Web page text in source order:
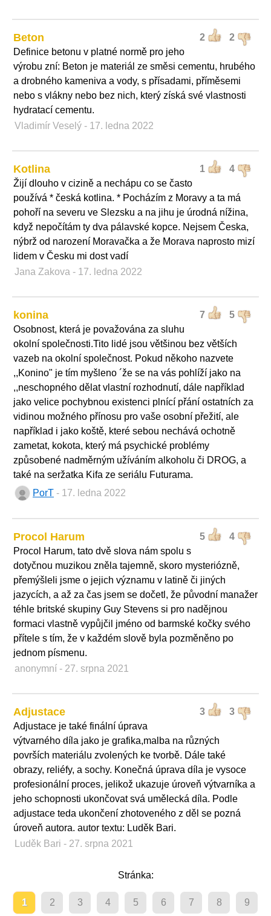
2 2
Beton
Definice betonu v platné normě pro jeho
výrobu zní: Beton je materiál ze směsi cementu, hrubého
a drobného kameniva a vody, s přísadami, příměsemi
nebo s vlákny nebo bez nich, který získá své vlastnosti
hydratací cementu.
Vladimír Veselý - 17. ledna 2022
1 4
Kotlina
Žijí dlouho v cizině a nechápu co se často
používá * česká kotlina. * Pocházím z Moravy a ta má
pohoří na severu ve Slezsku a na jihu je úrodná nížina,
když nepočítám ty dva pálavské kopce. Nejsem Česka,
nýbrž od narození Moravačka a že Morava naprosto mizí
lidem v Česku mi dost vadí
Jana Zakova - 17. ledna 2022
7 5
konina
Osobnost, která je považována za sluhu
okolní společnosti.Tito lidé jsou většinou bez větších
vazeb na okolní společnost. Pokud někoho nazvete
,,Konino" je tím myšleno ´že se na vás pohlíží jako na
,,neschopného dělat vlastní rozhodnutí, dále například
jako velice pochybnou existenci plnící přání ostatních za
vidinou možného přínosu pro vaše osobní přežití, ale
například i jako koště, které sebou nechává ochotně
zametat, kokota, který má psychické problémy
způsobené nadměrným užíváním alkoholu či DROG, a
také na seržatka Kifa ze seriálu Futurama.
PorT - 17. ledna 2022
5 4
Procol Harum
Procol Harum, tato dvě slova nám spolu s
dotyčnou muzikou zněla tajemně, skoro mysteriózně,
přemýšleli jsme o jejich významu v latině či jiných
jazycích, a až za čas jsem se dočetl, že původní manažer
téhle britské skupiny Guy Stevens si pro nadějnou
formaci vlastně vypůjčil jméno od barmské kočky svého
přítele s tím, že v každém slově byla pozměněno po
jednom písmenu.
anonymní - 27. srpna 2021
3 3
Adjustace
Adjustace je také finální úprava
výtvarného díla jako je grafika,malba na různých
površích materiálu zvolených ke tvorbě. Dále také
obrazy, reliéfy, a sochy. Konečná úprava díla je vysoce
profesionální proces, jelikož ukazuje úroveň výtvarníka a
jeho schopnosti ukončovat svá umělecká díla. Podle
adjustace teda ukončení zhotoveného z děl se pozná
úroveň autora. autor textu: Luděk Bari.
Luděk Bari - 27. srpna 2021
Stránka:
1 2 3 4 5 6 7 8 9